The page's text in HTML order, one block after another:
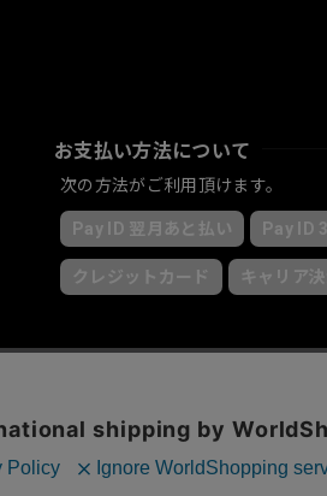
お支払い方法について
次の方法がご利用頂けます。
Pay ID 翌月あと払い Pay ID
クレジットカード キャリア
© KRY clothing